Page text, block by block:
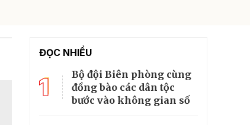
ĐỌC NHIỀU
1
Bộ đội Biên phòng cùng
đồng bào các dân tộc
bước vào không gian số